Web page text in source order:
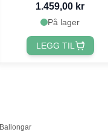
Ballongar
1.459,00 kr
På lager
LEGG TIL